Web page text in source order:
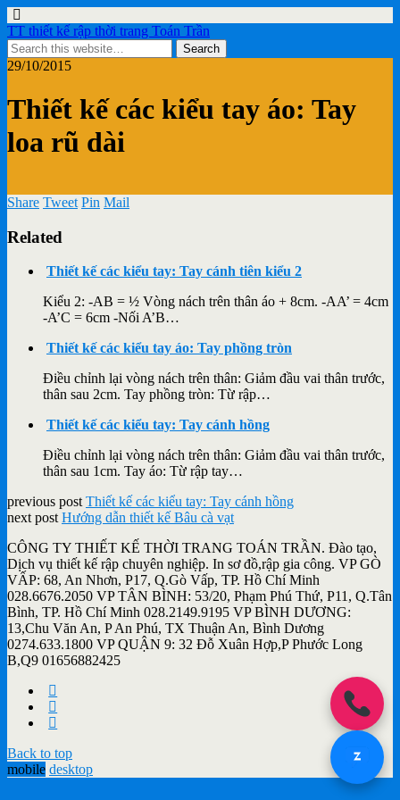
TT thiết kế rập thời trang Toán Trần
29/10/2015
Thiết kế các kiểu tay áo: Tay
loa rũ dài
Share Tweet Pin Mail
Related
Thiết kế các kiểu tay: Tay cánh tiên kiểu 2
Kiểu 2: -AB = ½ Vòng nách trên thân áo + 8cm. -AA’ = 4cm
-A’C = 6cm -Nối A’B…
Thiết kế các kiểu tay áo: Tay phồng tròn
Điều chỉnh lại vòng nách trên thân: Giảm đầu vai thân trước,
thân sau 2cm. Tay phồng tròn: Từ rập…
Thiết kế các kiểu tay: Tay cánh hồng
Điều chỉnh lại vòng nách trên thân: Giảm đầu vai thân trước,
thân sau 1cm. Tay áo: Từ rập tay…
previous post Thiết kế các kiểu tay: Tay cánh hồng
next post Hướng dẫn thiết kế Bâu cà vạt
CÔNG TY THIẾT KẾ THỜI TRANG TOÁN TRẦN. Đào tạo,
Dịch vụ thiết kế rập chuyên nghiệp. In sơ đồ,rập gia công. VP GÒ
VẤP: 68, An Nhơn, P17, Q.Gò Vấp, TP. Hồ Chí Minh
028.6676.2050 VP TÂN BÌNH: 53/20, Phạm Phú Thứ, P11, Q.Tân
Bình, TP. Hồ Chí Minh 028.2149.9195 VP BÌNH DƯƠNG:
13,Chu Văn An, P An Phú, TX Thuận An, Bình Dương
0274.633.1800 VP QUẬN 9: 32 Đỗ Xuân Hợp,P Phước Long
B,Q9 01656882425
Back to top
mobile desktop